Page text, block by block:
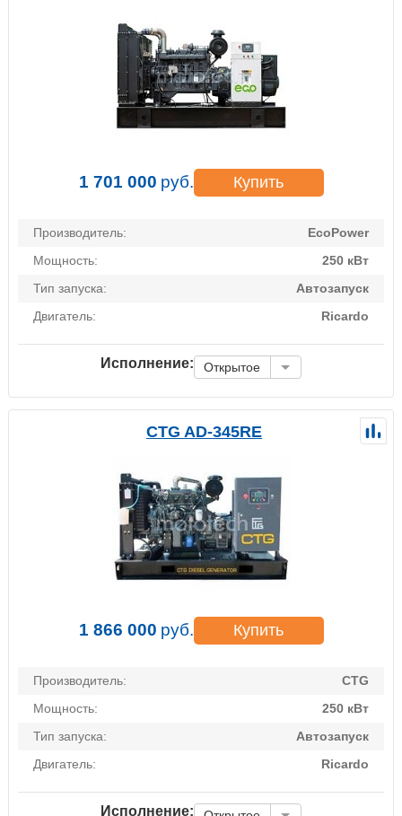
1 701 000 руб. Купить
Производитель:
EcoPower
Мощность:
250 кВт
Тип запуска:
Автозапуск
Двигатель:
Ricardo
Исполнение: Открытое
CTG AD-345RE
1 866 000 руб. Купить
Производитель:
CTG
Мощность:
250 кВт
Тип запуска:
Автозапуск
Двигатель:
Ricardo
Исполнение: